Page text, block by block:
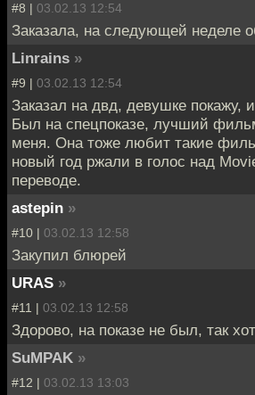
#8 | 03.02.13 12:54
Заказала, на следующей неделе
Linrains »
#9 | 03.02.13 12:54
Заказал на двд, девушке покажу,
Был на спецпоказе, лучший
меня. Она тоже любит такие
новый год ржали в голос над
переводе.
astepin »
#10 | 03.02.13 12:58
Закупил блюрей
URAS »
#11 | 03.02.13 12:58
Здорово, на показе не был, так
SuMPAK »
#12 | 03.02.13 13:03